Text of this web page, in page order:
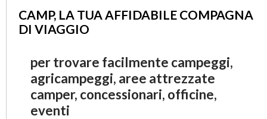
CAMP, LA TUA AFFIDABILE COMPAGNA
DI VIAGGIO
per trovare facilmente campeggi,
agricampeggi, aree attrezzate
camper, concessionari, officine,
eventi